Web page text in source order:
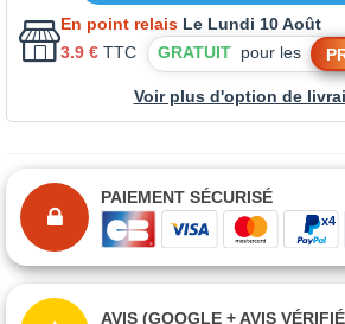
En point relais Le Lundi 10 Août
3.9 € TTC GRATUIT pour les
Voir plus d'option de
PAIEMENT SÉCURISÉ
AVIS (GOOGLE + AVIS